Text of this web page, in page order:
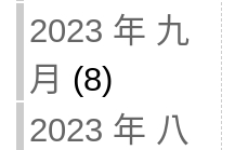
2023 年 九
月 (8)
2023 年 八